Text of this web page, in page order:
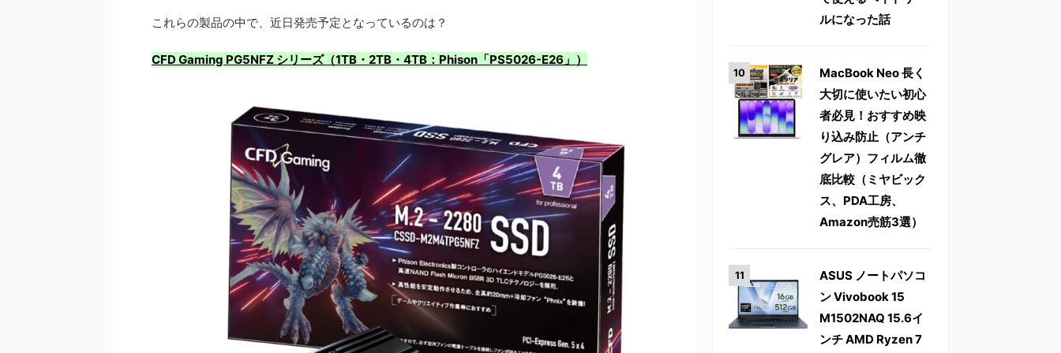
これらの製品の中で、近日発売予定となっているのは？
CFD Gaming PG5NFZ シリーズ（1TB・2TB・4TB：Phison「PS5026-E26」）
ルになった話
MacBook Neo 長く
大切に使いたい初心
者必見！おすすめ映
り込み防止（アンチ
グレア）フィルム徹
底比較（ミヤビック
ス、PDA工房、
Amazon売筋3選）
ASUS ノートパソコ
ン Vivobook 15
M1502NAQ 15.6イ
ンチ AMD Ryzen 7